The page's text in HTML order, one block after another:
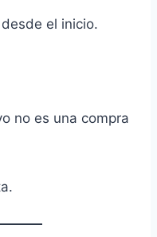
el inicio.
no es una compra